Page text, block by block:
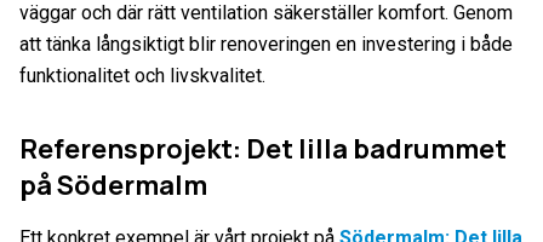
väggar och där rätt ventilation säkerställer komfort. Genom
att tänka långsiktigt blir renoveringen en investering i både
funktionalitet och livskvalitet.
Referensprojekt: Det lilla badrummet
på Södermalm